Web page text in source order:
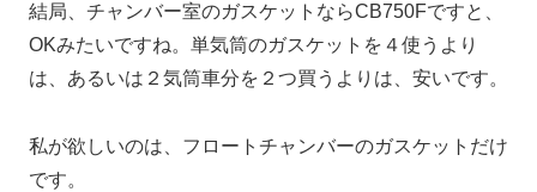
結局、チャンバー室のガスケットならCB750Fですと、
OKみたいですね。単気筒のガスケットを４使うより
は、あるいは２気筒車分を２つ買うよりは、安いです。
私が欲しいのは、フロートチャンバーのガスケットだけ
です。